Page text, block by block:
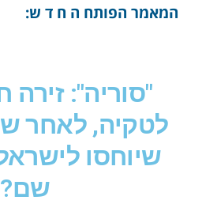
המאמר הפותח ה ח ד ש:
"סוריה":
לטקיה, לאחר
שיוחסו
שם?